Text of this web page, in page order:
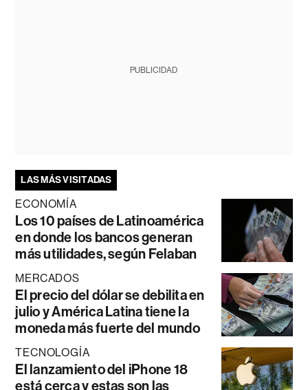
PUBLICIDAD
LAS MÁS VISITADAS
ECONOMÍA
Los 10 países de Latinoamérica
en donde los bancos generan
más utilidades, según Felaban
MERCADOS
El precio del dólar se debilita en
julio y América Latina tiene la
moneda más fuerte del mundo
TECNOLOGÍA
El lanzamiento del iPhone 18
está cerca y estas son las